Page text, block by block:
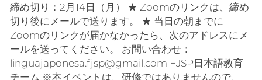
締め切り：2月14日（月） ★ Zoomのリンクは、締め
切り後にメールで送ります。 ★ 当日の朝までに
Zoomのリンクが届かなかったら、次のアドレスにメ
ールを送ってください。 お問い合わせ：
linguajaponesa.fjsp@gmail.com FJSP日本語教育
チーム ※本イベントは、研修ではありませんので、